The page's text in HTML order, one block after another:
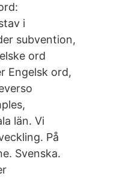
i
subvention,
ord
Engelsk ord,
län. Vi
På
Svenska.